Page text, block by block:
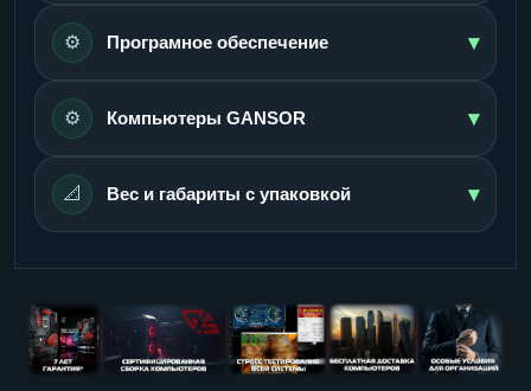
⚙️ Програмное обеспечение ▾
⚙️ Компьютеры GANSOR ▾
📐 Вес и габариты с упаковкой ▾